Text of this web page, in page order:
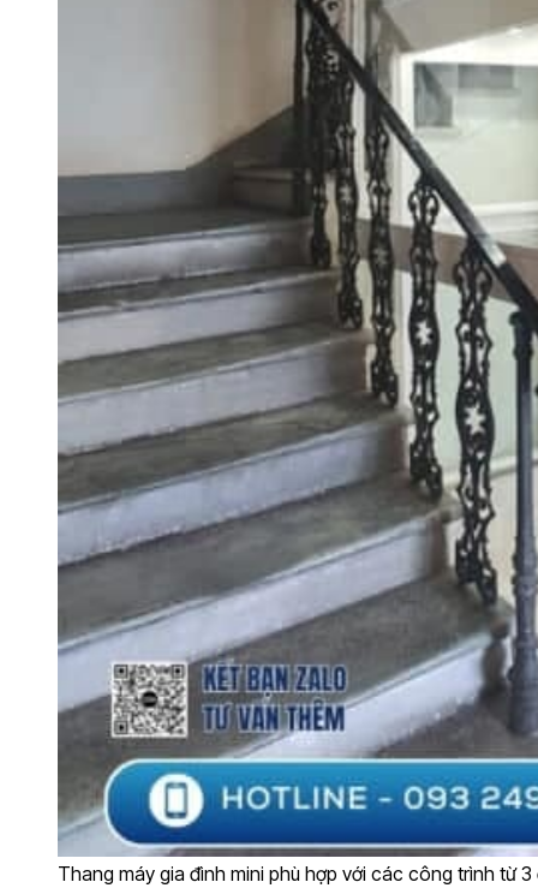
Thang máy gia đình mini phù hợp với các công trình từ